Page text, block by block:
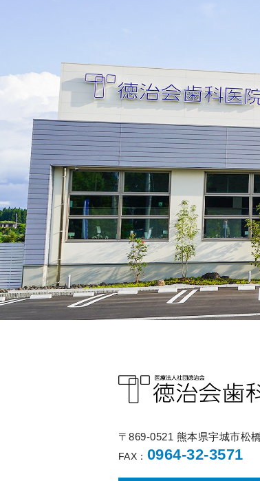
〒869-0521 熊本県宇城市松
FAX： 0964-32-3571